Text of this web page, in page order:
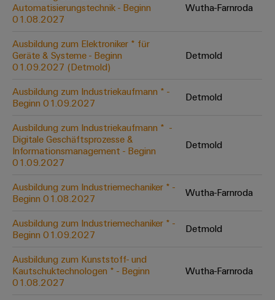
Verbindungslösungen
für
Konventionelle
Energieerzeugung
Zukunftssicherheit
für
bewährte
Maschinenbau
Lösungen
für
verschiedene
Segmente
der
und
Fabrikautomation
Öl
&
Systeme
Lösungen
Dezentrale
Automatisierung
Lösungen
IIoT
&
Automation
Software
Industrial
Industrial
Automation
Elektronikgehäuse
Blitz-
und
Überspannungsschutz
PV
Feldbusverteiler
Automatisierung
&
Software
I/O-
Systeme
Technischer
Support
Umweltbezogene
Produktkonformität
Engineering
Daten
Technische
Produktkataloge
Reparatur
und
Ersatzteile
Trainings
Webinare
PSIRT
Pressekontakt
Unsere
IIoT
and
Partner
Netzwerk
IIoT
Automation
Solution
Offene
Ausbildungs-
und
Studienplätze
Aktuelle
Termine
Workshops
für
Schulklassen
Automatisierungstechnik - Beginn
01.08.2027
Wutha-Farnroda
Ausbildung zum Elektroniker * für
Geräte & Systeme - Beginn
01.09.2027 (Detmold)
Detmold
Ausbildung zum Industriekaufmann * -
Beginn 01.09.2027
Detmold
Ausbildung zum Industriekaufmann * ​ -
Digitale Geschäftsprozesse &
Informationsmanagement - Beginn
01.09.2027
Detmold
Ausbildung zum Industriemechaniker * -
Beginn 01.08.2027
Wutha-Farnroda
Ausbildung zum Industriemechaniker * -
Beginn 01.09.2027
Detmold
Ausbildung zum Kunststoff- und
Kautschuktechnologen * - Beginn
01.08.2027
Wutha-Farnroda